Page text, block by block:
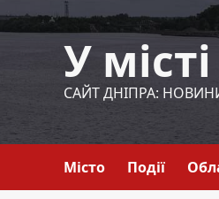
до
У
САЙТ ДНІПРА:
Місто Події